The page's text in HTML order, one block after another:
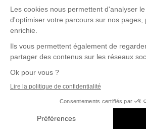
Merci aux partenaires de
Banque Nationale / Rona
Merci aux partenaires de
Desjardins - Caisse du Complexe
producteurs de lait du Québec / La Presse /